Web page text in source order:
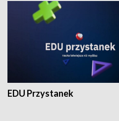
EDU Przystanek